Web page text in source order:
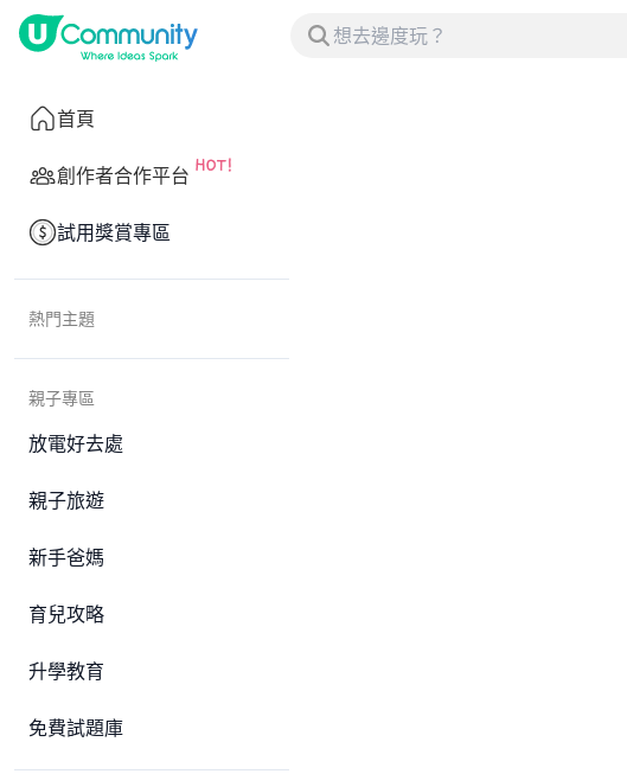
首頁
創作者合作平台
試用獎賞專區
熱門主題
親子專區
放電好去處
親子旅遊
新手爸媽
育兒攻略
升學教育
免費試題庫